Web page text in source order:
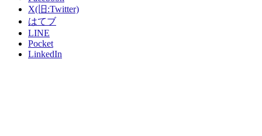
X(旧:Twitter)
はてブ
LINE
Pocket
LinkedIn